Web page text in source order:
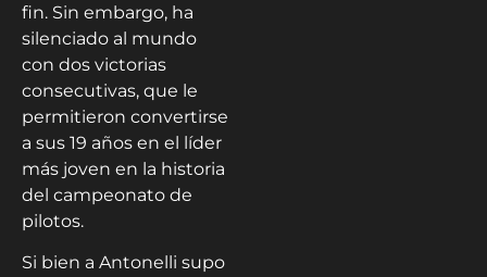
fin. Sin embargo, ha
silenciado al mundo
con dos victorias
consecutivas, que le
permitieron convertirse
a sus 19 años en el líder
más joven en la historia
del campeonato de
pilotos.
Si bien a Antonelli supo